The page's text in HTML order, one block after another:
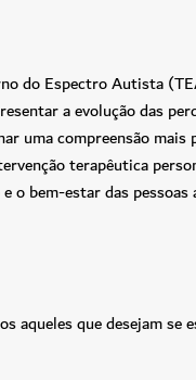
do Espectro Autista
a evolução das
uma compreensão
terapêutica
o bem-estar das
aqueles que desejam